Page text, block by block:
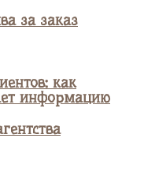
за заказ
как
информацию